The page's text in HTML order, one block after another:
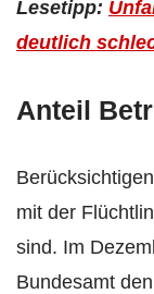
Lesetipp:
deutlich
Anteil
mit der
sind. Im
Bundesamt